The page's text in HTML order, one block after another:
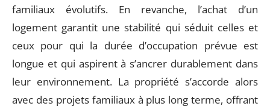
familiaux évolutifs. En revanche, l’achat d’un
logement garantit une stabilité qui séduit celles et
ceux pour qui la durée d’occupation prévue est
longue et qui aspirent à s’ancrer durablement dans
leur environnement. La propriété s’accorde alors
avec des projets familiaux à plus long terme, offrant